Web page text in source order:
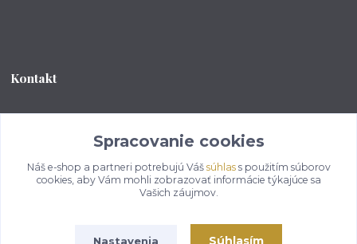
Kontakt
od 8:00 - do 16:00 hod
info@kotlikovesupravy.sk
Spracovanie cookies
Náš e-shop a partneri potrebujú Váš súhlass použitím súborov
cookies, aby Vám mohli zobrazovať informácie týkajúce sa
Vašich záujmov.
Nastavenia Súhlasím